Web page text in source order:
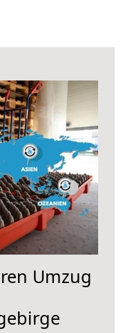
Umzug